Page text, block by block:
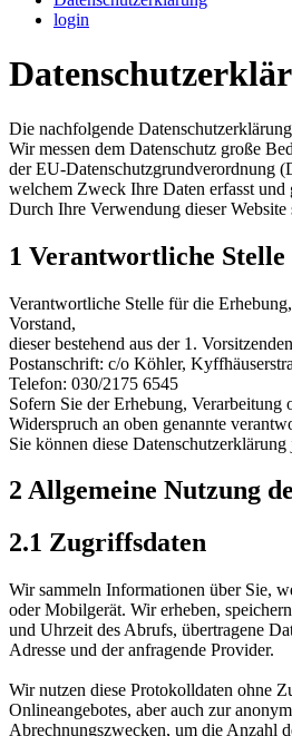
login
Die nachfolgende
Wir messen dem Datenschutz große
der EU-Datenschutzgrundverordnung
welchem Zweck Ihre Daten erfasst
Durch Ihre Verwendung dieser
1 Verantwortliche Stelle
Verantwortliche Stelle für die
Vorstand,
dieser bestehend aus der 1.
Postanschrift: c/o Köhler,
Telefon: 030/2175 6545
Sofern Sie der Erhebung,
Widerspruch an oben genannte
Sie können diese
2 Allgemeine Nutzung
2.1 Zugriffsdaten
Wir sammeln Informationen über Sie,
oder Mobilgerät. Wir erheben,
und Uhrzeit des Abrufs, übertragene
Adresse und der anfragende Provider.
Wir nutzen diese Protokolldaten ohne
Onlineangebotes, aber auch zur
Abrechnungszwecken, um die Anzahl